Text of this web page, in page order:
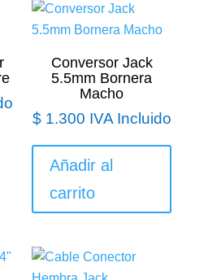
Conversor Jack
5.5mm Bornera
Macho
$1.300 IVA Incluido
Añadir al
carrito